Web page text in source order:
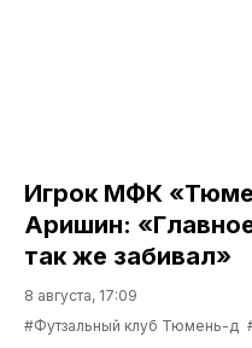
Игрок МФК
Аришин:
так же забивал»
8 августа, 17:09
#Футзальный клуб Тюмень-д